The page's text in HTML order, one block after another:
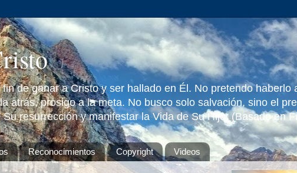
de ganar a Cristo y ser hallado en Él. No pretendo haberlo
atrás, prosigo a la meta. No busco solo salvación, sino el
resurrección y manifestar la Vida de Su Hijo. (Basado en
Reconocimientos Copyright Videos